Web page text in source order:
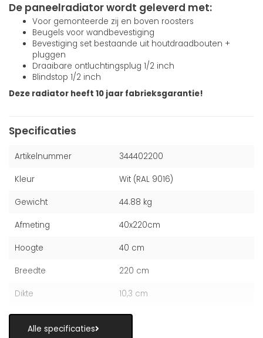
De paneelradiator wordt geleverd met:
Voor gemonteerde zij en boven roosters
Beugels voor wandbevestiging
Bevestiging set bestaande uit houtdraadbouten +
pluggen
Draaibare ontluchtingsplug 1/2 inch
Blindstop 1/2 inch
Deze radiator heeft 10 jaar fabrieksgarantie!
Specificaties
Artikelnummer 344402200
Kleur Wit (RAL 9016)
Gewicht 44.88 kg
Afmeting 40x220cm
Hoogte 40 cm
Breedte 220 cm
Dikte 10,3 cm
Alle specificaties